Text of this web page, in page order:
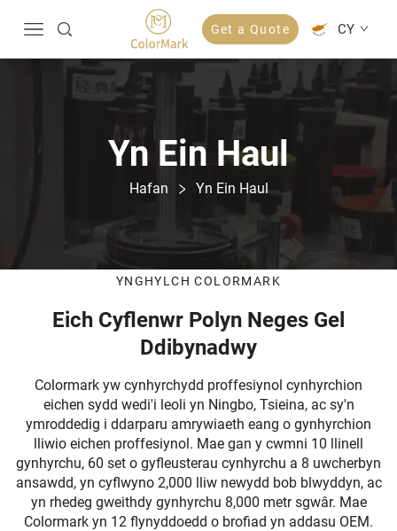
Get a Quote CY
Yn Ein Haul
Hafan Yn Ein Haul
YNGHYLCH COLORMARK
Eich Cyflenwr Polyn Neges Gel
Ddibynadwy
Colormark yw cynhyrchydd proffesiynol cynhyrchion
eichen sydd wedi'i leoli yn Ningbo, Tsieina, ac sy'n
ymroddedig i ddarparu amrywiaeth eang o gynhyrchion
lliwio eichen proffesiynol. Mae gan y cwmni 10 llinell
gynhyrchu, 60 set o gyfleusterau cynhyrchu a 8 uwcherbyn
ansawdd, yn cyflwyno 2,000 lliw newydd bob blwyddyn, ac
yn rhedeg gweithdy gynhyrchu 8,000 metr sgwâr. Mae
Colormark yn 12 flynyddoedd o brofiad yn addasu OEM.